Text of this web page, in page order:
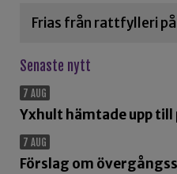
Frias från rattfylleri
Senaste nytt
7 AUG
Yxhult hämtade upp till
7 AUG
Förslag om